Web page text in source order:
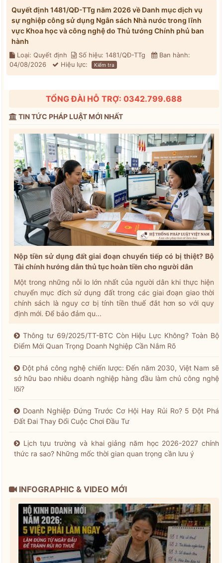
Quyết định 1481/QĐ-TTg năm 2026 về Danh mục dịch vụ
sự nghiệp công sử dụng Ngân sách Nhà nước trong lĩnh
vực Khoa học và công nghệ do Thủ tướng Chính phủ ban
hành
Loại: Quyết định Số hiệu: 1481/QĐ-TTg
Ban hành:
04/08/2026
Hiệu lực: Kiểm tra
TỔNG ĐÀI HỖ TRỢ: 0342.799.688
TIN TỨC PHÁP LUẬT MỚI NHẤT
Nộp tiền sử dụng đất giai đoạn chuyển tiếp có bị thiệt? Bộ
Tài chính hướng dẫn thủ tục hoàn tiền cho người dân
Một trong những nỗi lo lớn nhất của người dân khi thực hiện
chuyển mục đích sử dụng đất trong các giai đoạn giao thời
chính sách là nguy cơ bị tính tiền thuế đắt hơn so với quy
định mới. Để bảo đảm qu...
Thông tư 69/2025/TT-BTC Còn Hiệu Lực Không? Toàn Bộ
Điểm Mới Quan Trọng Doanh Nghiệp Cần Nắm Rõ
Đột phá công nghệ chiến lược: Đến năm 2030, Việt Nam sẽ
sở hữu bao nhiêu doanh nghiệp hàng đầu làm chủ công nghệ
lõi?
Doanh Nghiệp Đứng Trước Cơ Hội Hay Rủi Ro? 5 Đột Phá
Đất Đai Thay Đổi Cuộc Chơi Đầu Tư
Lịch tựu trường và khai giảng năm học 2026-2027 chính
thức ra sao? Những mốc thời gian quan trọng cần lưu ý
INFOGRAPHIC & VIDEO MỚI